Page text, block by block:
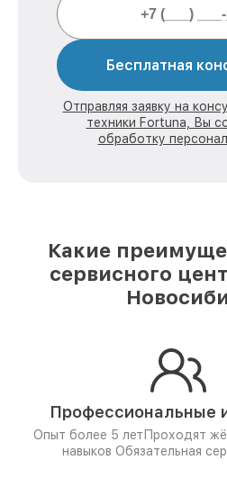
Бесплатная
Отправляя заявку на
техники Fortuna, Вы
обработку
Какие
сервисного
Профессиональные
Опыт более 5 лет Проходят
навыков Обязательная